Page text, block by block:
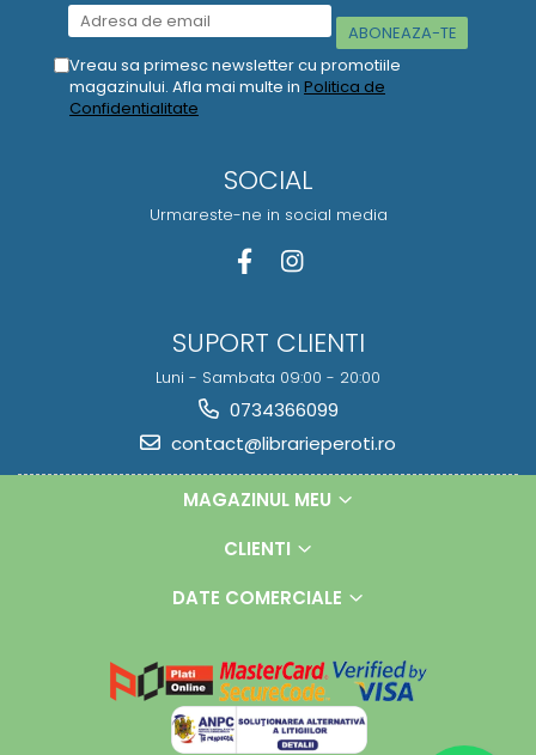
Vreau sa primesc newsletter cu promotiile
magazinului. Afla mai multe in Politica de
Confidentialitate
SOCIAL
Urmareste-ne in social media
SUPORT CLIENTI
Luni - Sambata 09:00 - 20:00
0734366099
contact@librarieperoti.ro
MAGAZINUL MEU
CLIENTI
DATE COMERCIALE